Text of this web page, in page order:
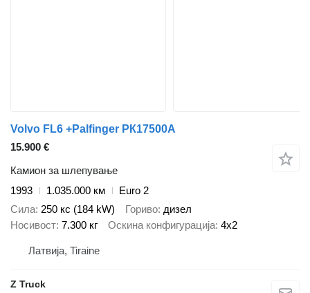
Volvo FL6 +Palfinger PК17500A
15.900 €
Камион за шлепување
1993
1.035.000 км
Euro 2
Сила 250 кс (184 kW) Гориво дизел
Носивост 7.300 кг Оскина конфигурација 4x2
Латвија, Tiraine
Z Truck